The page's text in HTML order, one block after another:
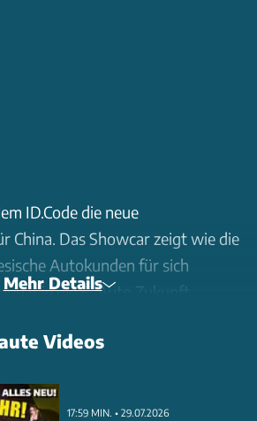
ID.Code die neue
China. Das Showcar zeigt wie die
Autokunden für sich
wie die E-Auto Zukunft
Mehr Details
Videos
17:59 MIN. • 29.07.2026